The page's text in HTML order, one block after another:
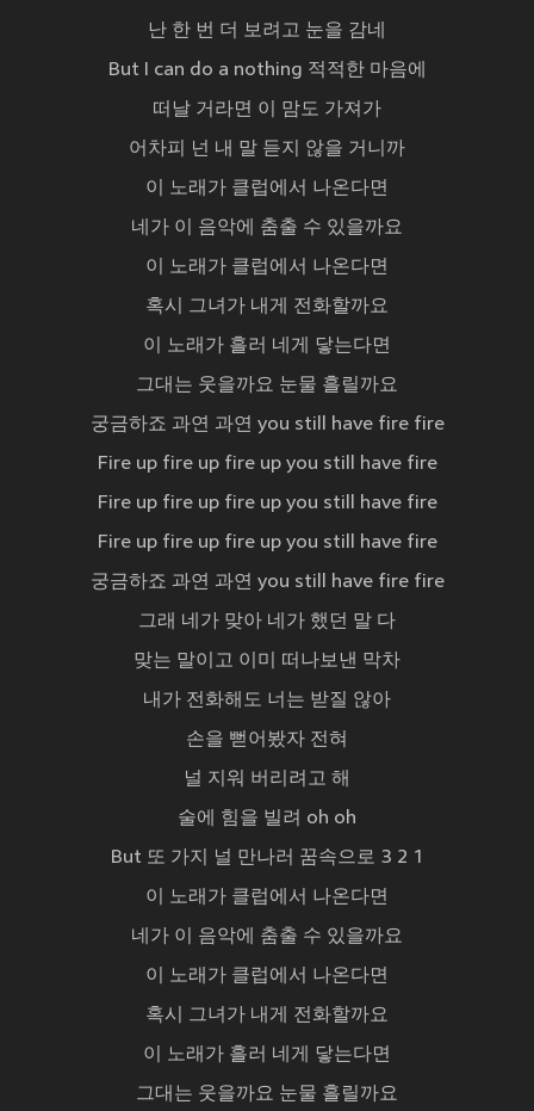
난 한 번 더 보려고 눈을 감네
But I can do a nothing 적적한 마음에
떠날 거라면 이 맘도 가져가
어차피 넌 내 말 듣지 않을 거니까
이 노래가 클럽에서 나온다면
네가 이 음악에 춤출 수 있을까요
이 노래가 클럽에서 나온다면
혹시 그녀가 내게 전화할까요
이 노래가 흘러 네게 닿는다면
그대는 웃을까요 눈물 흘릴까요
궁금하죠 과연 과연 you still have fire fire
Fire up fire up fire up you still have fire
Fire up fire up fire up you still have fire
Fire up fire up fire up you still have fire
궁금하죠 과연 과연 you still have fire fire
그래 네가 맞아 네가 했던 말 다
맞는 말이고 이미 떠나보낸 막차
내가 전화해도 너는 받질 않아
손을 뻗어봤자 전혀
널 지워 버리려고 해
술에 힘을 빌려 oh oh
But 또 가지 널 만나러 꿈속으로 3 2 1
이 노래가 클럽에서 나온다면
네가 이 음악에 춤출 수 있을까요
이 노래가 클럽에서 나온다면
혹시 그녀가 내게 전화할까요
이 노래가 흘러 네게 닿는다면
그대는 웃을까요 눈물 흘릴까요